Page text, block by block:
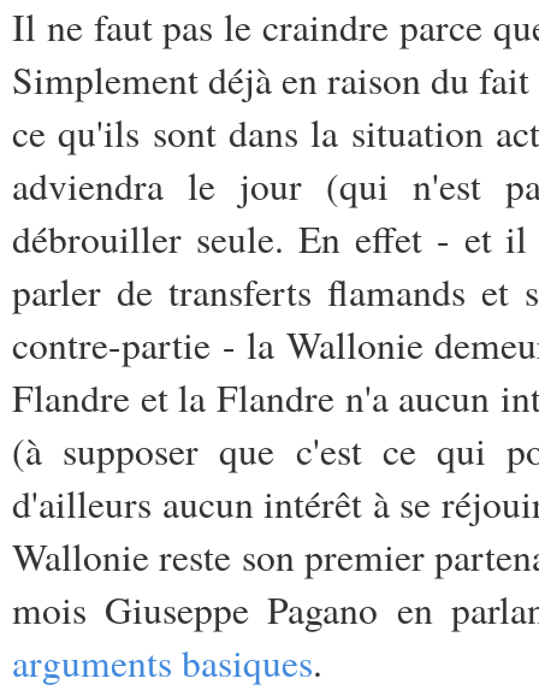
Il ne faut pas le craindre parce
Simplement déjà en raison du
ce qu'ils sont dans la situation
adviendra le jour (qui n'est
débrouiller seule. En effet - et il
parler de transferts flamands
contre-partie - la Wallonie
Flandre et la Flandre n'a aucun
(à supposer que c'est ce qui
d'ailleurs aucun intérêt à se
Wallonie reste son premier
mois Giuseppe Pagano en
arguments basiques.